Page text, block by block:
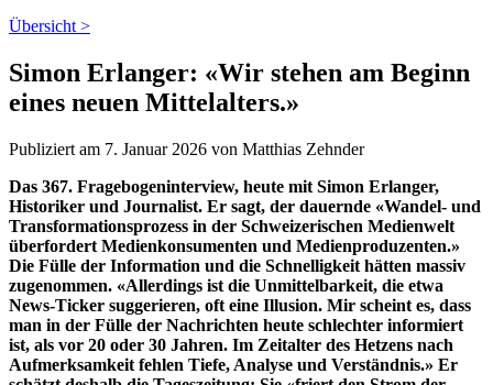
Übersicht >
Simon Erlanger: «Wir stehen am Beginn
eines neuen Mittelalters.»
Publiziert am 7. Januar 2026 von Matthias Zehnder
Das 367. Fragebogeninterview, heute mit Simon Erlanger,
Historiker und Journalist. Er sagt, der dauernde «Wandel- und
Transformationsprozess in der Schweizerischen Medienwelt
überfordert Medienkonsumenten und Medienproduzenten.»
Die Fülle der Information und die Schnelligkeit hätten massiv
zugenommen. «Allerdings ist die Unmittelbarkeit, die etwa
News-Ticker suggerieren, oft eine Illusion. Mir scheint es, dass
man in der Fülle der Nachrichten heute schlechter informiert
ist, als vor 20 oder 30 Jahren. Im Zeitalter des Hetzens nach
Aufmerksamkeit fehlen Tiefe, Analyse und Verständnis.» Er